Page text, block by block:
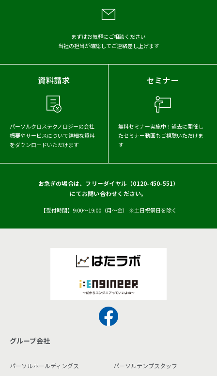
2026年 2025年
2024年
2023年
2022年
2021年
2020年
2018年
2017年
まずはお気軽にご相談ください
当社の担当が確認してご連絡差し上げます
資料請求
パーソルクロステクノロジーの会社
概要やサービスについて詳細な資料
をダウンロードいただけます
セミナー
無料セミナー実施中！ 過去に開催し
たセミナー動画もご視聴いただけま
す
お急ぎの場合は、フリーダイヤル（0120-450-551）
にてお問い合わせください。
【受付時間】9:00〜19:00（月〜金） ※土日祝祭日を除く
グループ会社
パーソルホールディングス パーソルテンプスタッフ